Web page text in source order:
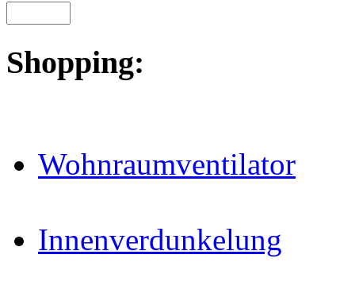
Shopping:
Wohnraumventilator
Innenverdunkelung